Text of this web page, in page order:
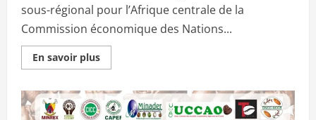
o
a
e
l
e
n
t
g
é
é
n
r
a
l
sous-régional pour l’Afrique centrale de la
Commission économique des Nations...
En savoir plusE
n
v
o
i